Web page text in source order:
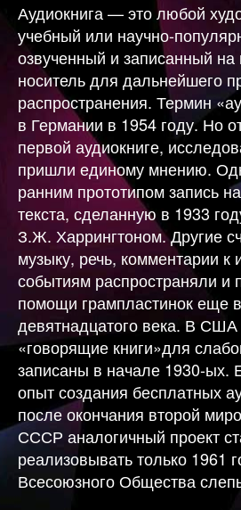
Аудиокнига — это любой
учебный или научно-
озвученный и записанный
носитель для дальнейшего
распространения. Термин
в Германии в 1954 году. Но
первой аудиокниге,
пришли единому мнению.
ранним прототипом запись
текста, сделанную в 1933
З.Ж. Харрингтоном. Другие
музыку, речь, комментарии к
событиям распространяли и
помощи грампластинок еще
девятнадцатого века. В
«говорящие книги»для
записаны в начале 1930-ых.
опыт создания бесплатных
после окончания второй
СССР аналогичный проект
реализовывать только 1961
Всесоюзного Общества